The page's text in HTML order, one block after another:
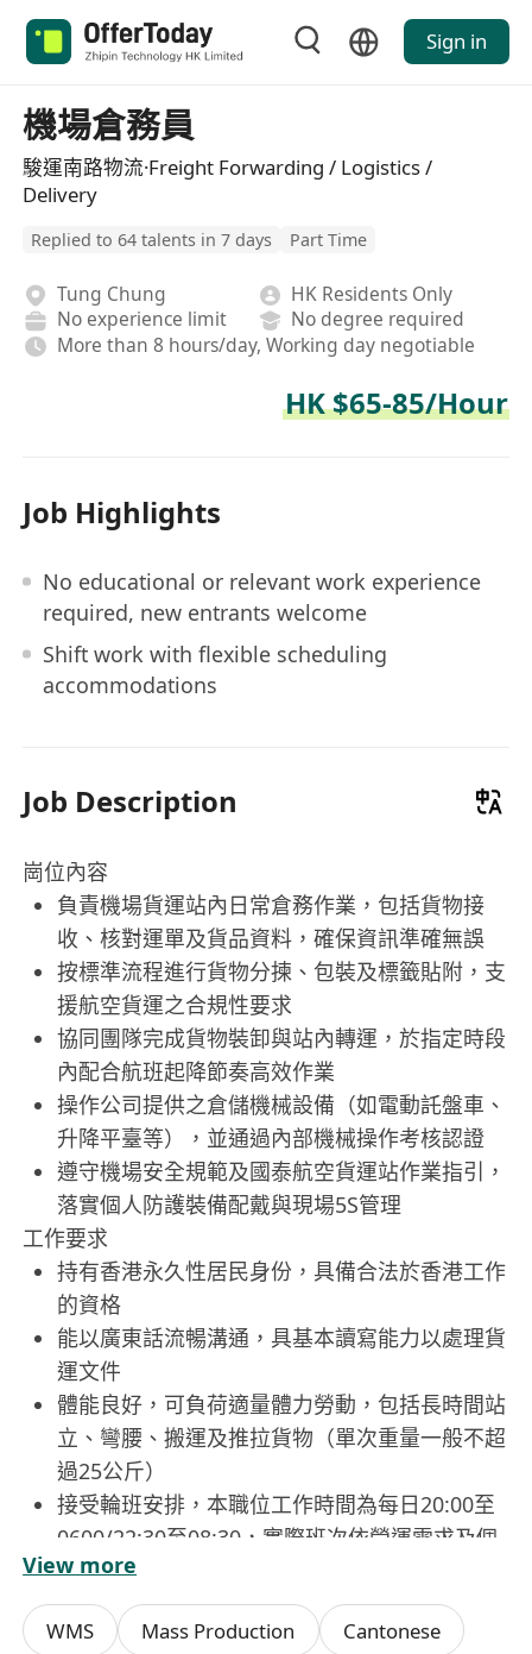
Sign in
機場倉務員
駿運南路物流·Freight Forwarding / Logistics /
Delivery
Replied to 64 talents in 7 days Part Time
Tung Chung
HK Residents Only
No experience limit
No degree required
More than 8 hours/day, Working day negotiable
HK $65-85/Hour
Job Highlights
No educational or relevant work experience
required, new entrants welcome
Shift work with flexible scheduling
accommodations
Job Description
崗位內容
負責機場貨運站內日常倉務作業，包括貨物接
收、核對運單及貨品資料，確保資訊準確無誤
按標準流程進行貨物分揀、包裝及標籤貼附，支
援航空貨運之合規性要求
協同團隊完成貨物裝卸與站內轉運，於指定時段
內配合航班起降節奏高效作業
操作公司提供之倉儲機械設備（如電動託盤車、
升降平臺等），並通過內部機械操作考核認證
遵守機場安全規範及國泰航空貨運站作業指引，
落實個人防護裝備配戴與現場5S管理
工作要求
持有香港永久性居民身份，具備合法於香港工作
的資格
能以廣東話流暢溝通，具基本讀寫能力以處理貨
運文件
體能良好，可負荷適量體力勞動，包括長時間站
立、彎腰、搬運及推拉貨物（單次重量一般不超
過25公斤）
接受輪班安排，本職位工作時間為每日20:00至
0600/22:30至08:30，實際班次依營運需求及個
人可議情況協調
無學歷及相關工作經驗限制，歡迎新入行人士應
徵；具責任感、守時可靠，並重視團隊協作
View more
WMS Mass Production Cantonese